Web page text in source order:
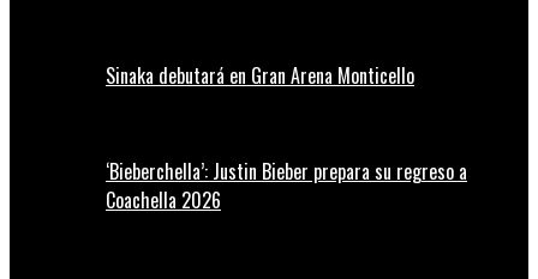
Sinaka debutará en Gran Arena Monticello
‘Bieberchella’: Justin Bieber prepara su regreso a
Coachella 2026